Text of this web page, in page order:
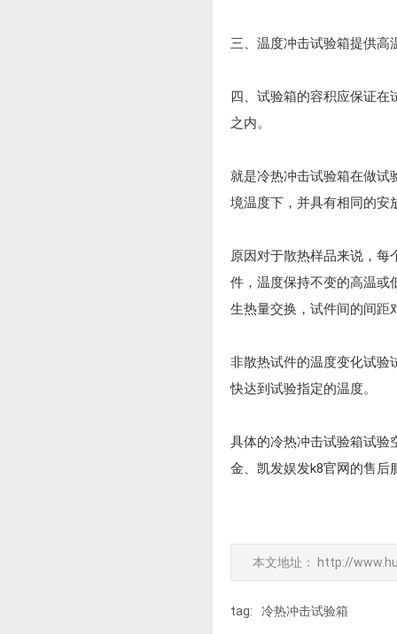
三、温度冲击试验箱提供高
四、试验箱的容积应保证在
之内。
就是冷热冲击试验箱在做试
境温度下，并具有相同的安
原因对于散热样品来说，每
件，温度保持不变的高温或
生热量交换，试件间的间距
非散热试件的温度变化试验
快达到试验指定的温度。
具体的冷热冲击试验箱试验
金、凯发娱发k8官网的售后
本文地址： http://
tag: 冷热冲击试验箱